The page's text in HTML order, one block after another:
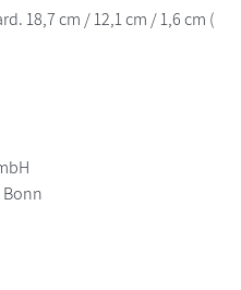
18,7 cm / 12,1 cm / 1,6 cm (